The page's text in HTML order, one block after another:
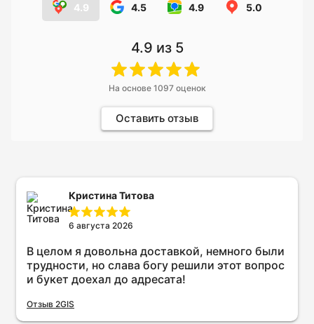
4.9 4.5 4.9 5.0
4.9 из 5
На основе 1097оценок
Оставить отзыв
Кристина Титова
6 августа 2026
В целом я довольна доставкой, немного были
трудности, но слава богу решили этот вопрос
и букет доехал до адресата!
Отзыв 2GIS